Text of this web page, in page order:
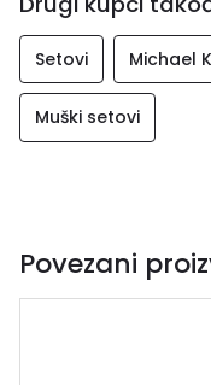
Setovi Michael
Muški setovi
Povezani